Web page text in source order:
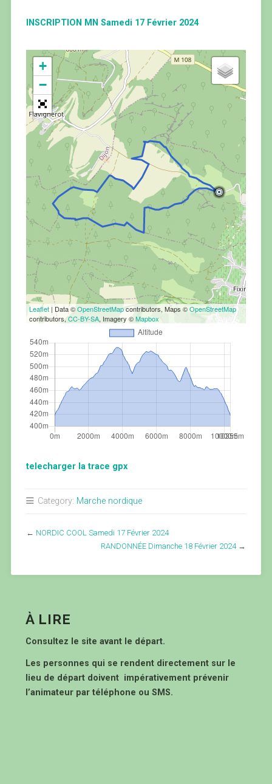
INSCRIPTION MN Samedi 17 Février 2024
+
−
Leaflet| Data ©OpenStreetMapcontributors, Maps ©OpenStreetMap
contributors,CC-BY-SA, Imagery ©Mapbox
telecharger la trace gpx
Category: Marche nordique
← NORDIC COOL Samedi 17 Février 2024
RANDONNÉE Dimanche 18 Février 2024→
À LIRE
Consultez le site avant le départ.
Les personnes qui se rendent directement sur le
lieu de départ doivent impérativement prévenir
l’animateur par téléphone ou SMS.